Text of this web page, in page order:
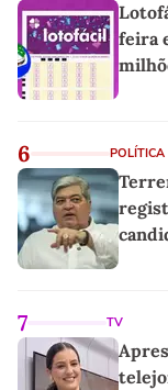
feira
6 POLÍTICA
7 TV